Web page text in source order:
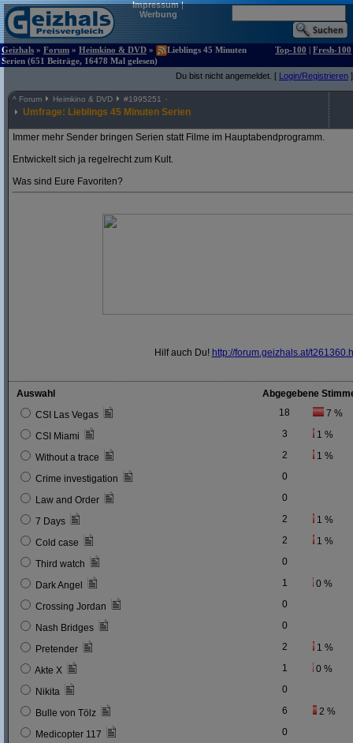
Impressum|
Werbung
Geizhals » Forum » Heimkino & DVD »
Lieblings 45 Minuten
Serien (651 Beiträge, 16478 Mal gelesen)
Top-100 | Fresh-100
Du bist nicht angemeldet. [ Login/Registrieren ]
^ Forum Heimkino & DVD #1995251
Umfrage: Lieblings 45 Minuten Serien
Immer mehr Sender bringen Serien statt Filme im Hauptabendprogramm.
Entwickelt sich ja regelrecht zum Kult.
Was sind Eure Favoriten?
Hilf auch Du! http://forum.geizhals.at/
Auswahl
Abgegebene
CSI Las Vegas
18 7 %
CSI Miami 3 1 %
Without a trace 2 1 %
Crime investigation 0
Law and Order 0
7 Days 2 1 %
Cold case 2 1 %
Third watch 0
Dark Angel 1 0 %
Crossing Jordan 0
Nash Bridges 0
Pretender 2 1 %
Akte X 1 0 %
Nikita 0
Bulle von Tölz 6 2 %
Medicopter 117 0